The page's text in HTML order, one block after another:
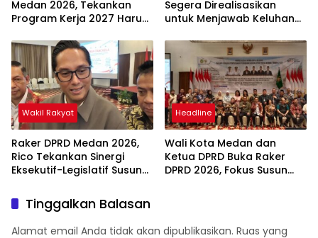
Medan 2026, Tekankan
Program Kerja 2027 Harus
Masyarakat
Segera Direalisasikan
untuk Menjawab Keluhan
Wakil Rakyat
Raker DPRD Medan 2026,
Rico Tekankan Sinergi
Eksekutif-Legislatif Susun
Headline
Wali Kota Medan dan
Ketua DPRD Buka Raker
DPRD 2026, Fokus Susun
Tinggalkan Balasan
Alamat email Anda tidak akan dipublikasikan. Ruas yang